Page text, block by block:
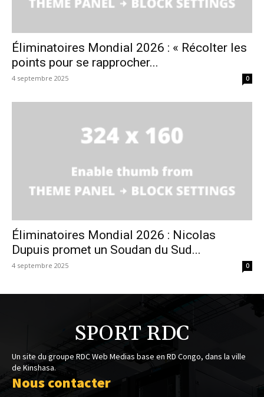
Éliminatoires Mondial 2026 : « Récolter les
points pour se rapprocher...
4 septembre 2025 0
Éliminatoires Mondial 2026 : Nicolas
Dupuis promet un Soudan du Sud...
4 septembre 2025 0
SPORT RDC
Un site du groupe RDC Web Medias base en RD Congo, dans la ville
de Kinshasa.
Nous contacter